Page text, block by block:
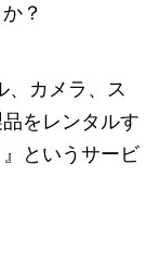
？
、カメラ、ス
をレンタルす
』というサービ